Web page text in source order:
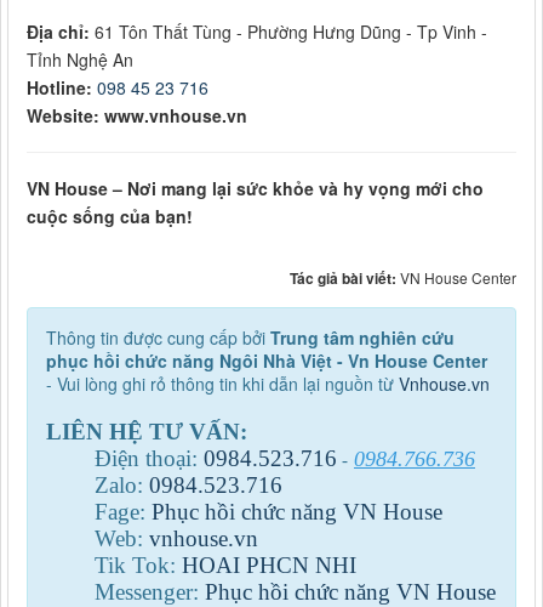
Địa chỉ: 61 Tôn Thất Tùng - Phường Hưng Dũng - Tp Vinh -
Tỉnh Nghệ An
Hotline: 098 45 23 716
Website: www.vnhouse.vn
VN House – Nơi mang lại sức khỏe và hy vọng mới cho
cuộc sống của bạn!
Tác giả bài viết: VN House Center
Thông tin được cung cấp bởi Trung tâm nghiên cứu
phục hồi chức năng Ngôi Nhà Việt - Vn House Center
- Vui lòng ghi rỏ thông tin khi dẫn lại nguồn từ Vnhouse.vn
LIÊN HỆ TƯ VẤN:
Điện thoại: 0984.523.716 - 0984.766.736
Zalo: 0984.523.716
Fage: Phục hồi chức năng VN House
Web: vnhouse.vn
Tik Tok: HOAI PHCN NHI
Messenger: Phục hồi chức năng VN House